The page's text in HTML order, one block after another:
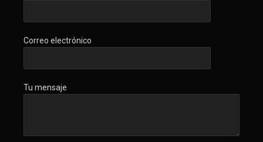
Correo electrónico
Tu mensaje